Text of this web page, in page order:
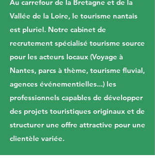
Au carrefour de la Bretagne et de la
Vallée de la Loire, le tourisme nantais
est pluriel. Notre cabinet de
recrutement spécialisé tourisme source
pour les acteurs locaux (Voyage à
Nantes, parcs à thème, tourisme fluvial,
agences événementielles...) les
professionnels capables de développer
des projets touristiques originaux et de
structurer une offre attractive pour une
clientèle variée.